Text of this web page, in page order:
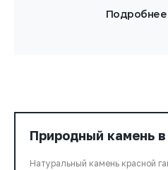
Подробнее
Природный камень
Натуральный камень красной